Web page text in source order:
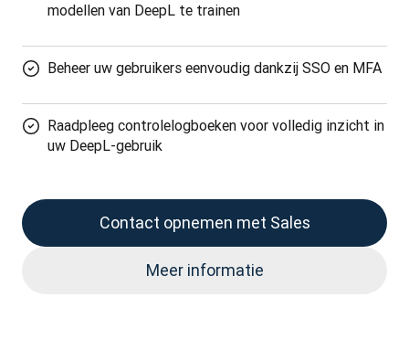
modellen van DeepL te trainen
Beheer uw gebruikers eenvoudig dankzij SSO en MFA
Raadpleeg controlelogboeken voor volledig inzicht in
uw DeepL-gebruik
Contact opnemen met Sales
Meer informatie